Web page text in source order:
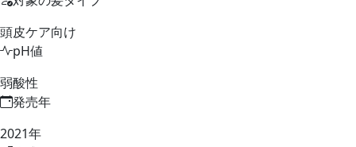
頭皮ケア向け
pH値
弱酸性
発売年
2021年